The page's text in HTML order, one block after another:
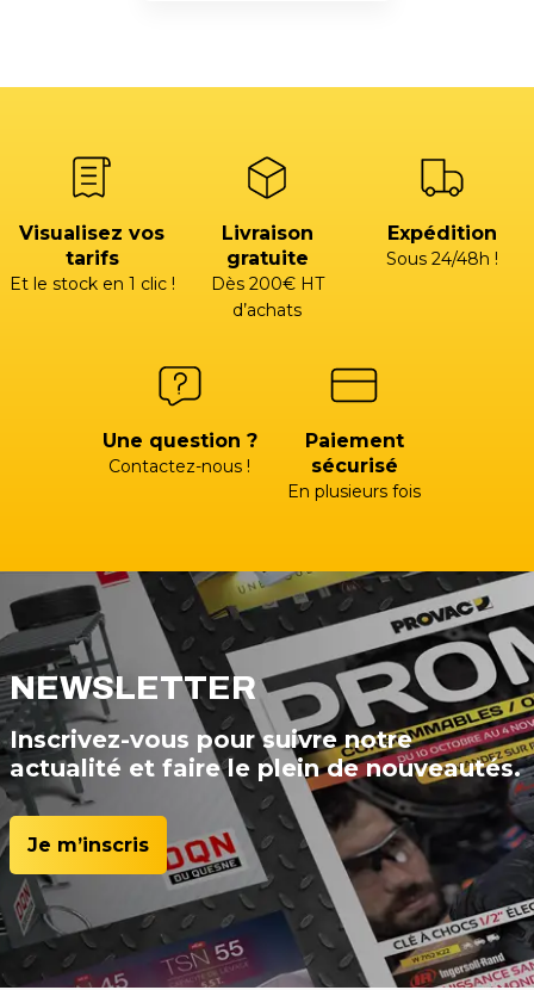
Visualisez vos
tarifs
Et le stock en 1 clic !
Livraison
gratuite
Dès 200€ HT
d’achats
Expédition
Sous 24/48h !
Une question ?
Contactez-nous !
Paiement
sécurisé
En plusieurs fois
NEWSLETTER
Inscrivez-vous pour suivre notre
actualité et faire le plein de nouveautés.
Je m’inscris